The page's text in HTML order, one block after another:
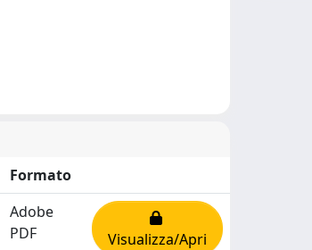
Formato
Adobe
PDF
Visualizza/Apri